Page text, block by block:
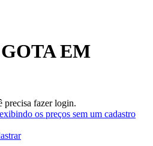
EM
precisa fazer login.
os preços sem um cadastro